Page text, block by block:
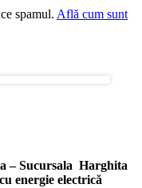
spamul. Află cum sunt
– Sucursala Harghita
energie electrică